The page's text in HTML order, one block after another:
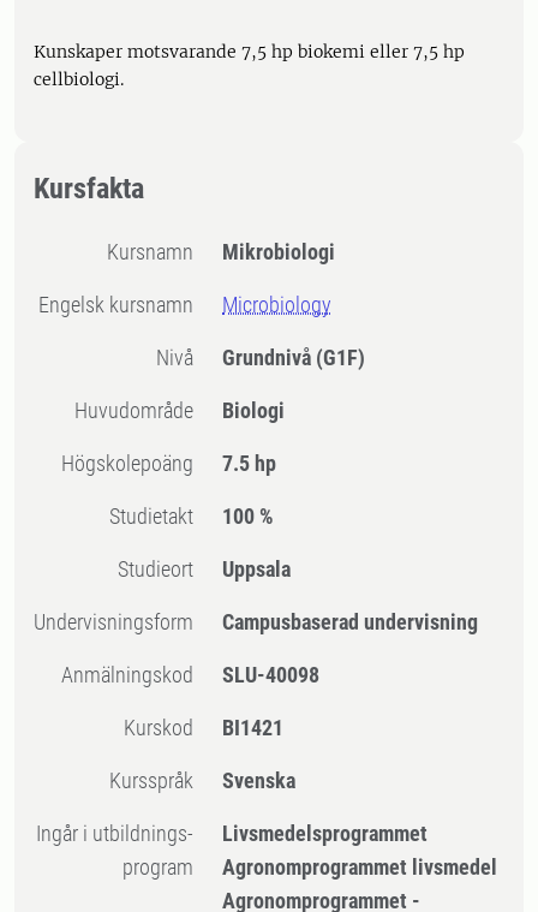
Kunskaper motsvarande 7,5 hp biokemi eller 7,5 hp
cellbiologi.
Kursfakta
Kursnamn Mikrobiologi
Engelsk kursnamn Microbiology
Nivå Grundnivå (G1F)
Huvudområde Biologi
högskolepoäng 7.5 hp
Studietakt 100 %
Studieort Uppsala
Undervisningsform Campusbaserad undervisning
Anmälningskod SLU-40098
Kurskod BI1421
Kursspråk Svenska
Ingår i utbildnings-
program
Livsmedelsprogrammet
Agronomprogrammet livsmedel
Agronomprogrammet -